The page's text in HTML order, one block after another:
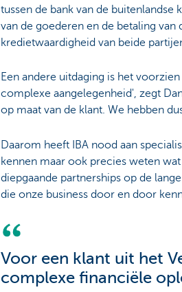
tussen de bank van de
van de goederen en de betaling van
kredietwaardigheid van beide
Een andere uitdaging is het
complexe aangelegenheid', zegt
op maat van de klant. We hebben
Daarom heeft IBA nood aan
kennen maar ook precies weten
diepgaande partnerships op de
die onze business door en door
Voor een klant uit het
complexe financiële